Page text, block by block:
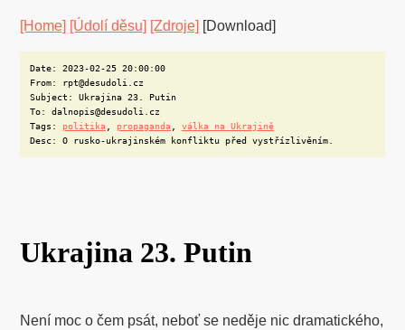
[Home] [Údolí děsu] [Zdroje] [Download]
Date: 2023-02-25 20:00:00
From: rpt@desudoli.cz
Subject: Ukrajina 23. Putin
To: dalnopis@desudoli.cz
Tags:
politika, propaganda, válka na Ukrajině
Desc: O rusko-ukrajinském konfliktu před vystřízlivěním.
Ukrajina 23. Putin
Není moc o čem psát, neboť se neděje nic dramatického,